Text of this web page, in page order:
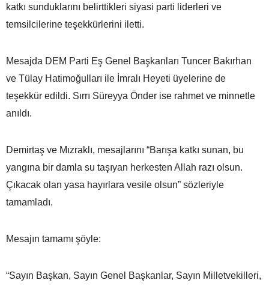
katkı sunduklarını belirttikleri siyasi parti liderleri ve
temsilcilerine teşekkürlerini iletti.
Mesajda DEM Parti Eş Genel Başkanları Tuncer Bakırhan
ve Tülay Hatimoğulları ile İmralı Heyeti üyelerine de
teşekkür edildi. Sırrı Süreyya Önder ise rahmet ve minnetle
anıldı.
Demirtaş ve Mızraklı, mesajlarını “Barışa katkı sunan, bu
yangına bir damla su taşıyan herkesten Allah razı olsun.
Çıkacak olan yasa hayırlara vesile olsun” sözleriyle
tamamladı.
Mesajın tamamı şöyle:
“Sayın Başkan, Sayın Genel Başkanlar, Sayın Milletvekilleri,